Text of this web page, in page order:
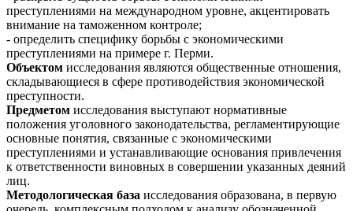
преступлениями на международном уровне, акцентировать
внимание на таможенном контроле;
- определить специфику борьбы с экономическими
преступлениями на примере г. Перми.
Объектом исследования являются общественные отношения,
складывающиеся в сфере противодействия экономической
преступности.
Предметом исследования выступают нормативные
положения уголовного законодательства, регламентирующие
основные понятия, связанные с экономическими
преступлениями и устанавливающие основания привлечения
к ответственности виновных в совершении указанных деяний
лиц.
Методологическая база исследования образована, в первую